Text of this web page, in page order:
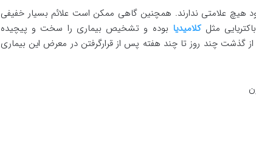
خود هیچ علامتی ندارند. همچنین گاهی ممکن است علائم بسیار خفیفی
مثلکلامیدیا بوده و تشخیص بیماری را سخت و پیچیده
گذشت چند روز تا چند هفته پس از قرارگرفتن در معرض این بیماری